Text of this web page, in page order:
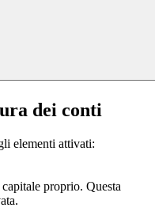
dei conti
elementi attivati:
proprio. Questa